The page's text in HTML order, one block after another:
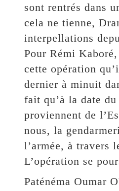
sont rentrés dans
cela ne tienne,
interpellations
Pour Rémi
cette opération
dernier à minuit
fait qu’à la date
proviennent de
nous, la
l’armée, à travers
L’opération se
Paténéma Oumar